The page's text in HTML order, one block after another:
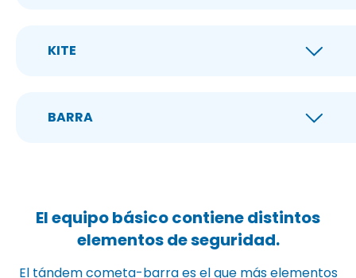
KITE
BARRA
El equipo básico contiene distintos
elementos de seguridad.
El tándem cometa-barra es el que más elementos